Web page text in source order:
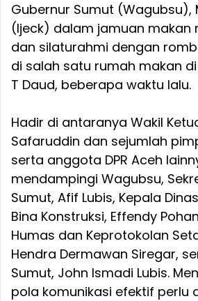
Gubernur Sumut (Wagubsu),
(Ijeck) dalam jamuan makan
dan silaturahmi dengan
di salah satu rumah makan
T Daud, beberapa waktu lalu.
Hadir di antaranya Wakil
Safaruddin dan sejumlah
serta anggota DPR Aceh
mendampingi Wagubsu,
Sumut, Afif Lubis, Kepala
Bina Konstruksi, Effendy
Humas dan Keprotokolan
Hendra Dermawan Siregar,
Sumut, John Ismadi Lubis.
pola komunikasi efektif perlu